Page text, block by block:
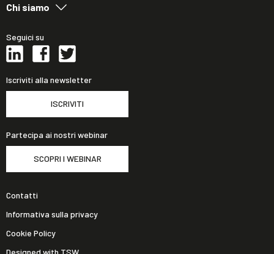
Chi siamo
Seguici su
Iscriviti alla newsletter
ISCRIVITI
Partecipa ai nostri webinar
SCOPRI I WEBINAR
Contatti
Informativa sulla privacy
Cookie Policy
Designed with TSW